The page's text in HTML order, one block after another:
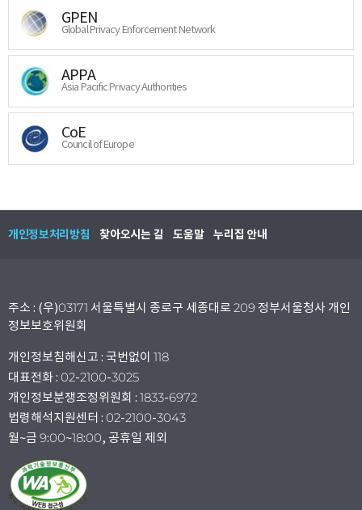
GPEN
Global Privacy Enforcement Network
APPA
Asia Pacific Privacy Authorities
CoE
Council of Europe
개인정보처리방침 찾아오시는 길 도움말 누리집 안내
주소 : (우)03171 서울특별시 종로구 세종대로 209 정부서울청사 개인
정보보호위원회
개인정보침해신고 : 국번없이 118
대표전화 : 02-2100-3025
개인정보분쟁조정위원회 : 1833-6972
법령해석지원센터 : 02-2100-3043
월~금 9:00~18:00, 공휴일 제외